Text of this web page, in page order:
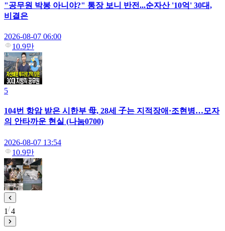
"공무원 박봉 아니야?" 통장 보니 반전...순자산 '10억' 30대,
비결은
2026-08-07 06:00
10.9만
5
104번 항암 받은 시한부 母, 28세 子는 지적장애·조현병…모자
의 안타까운 현실 (나눔0700)
2026-08-07 13:54
10.9만
1 4